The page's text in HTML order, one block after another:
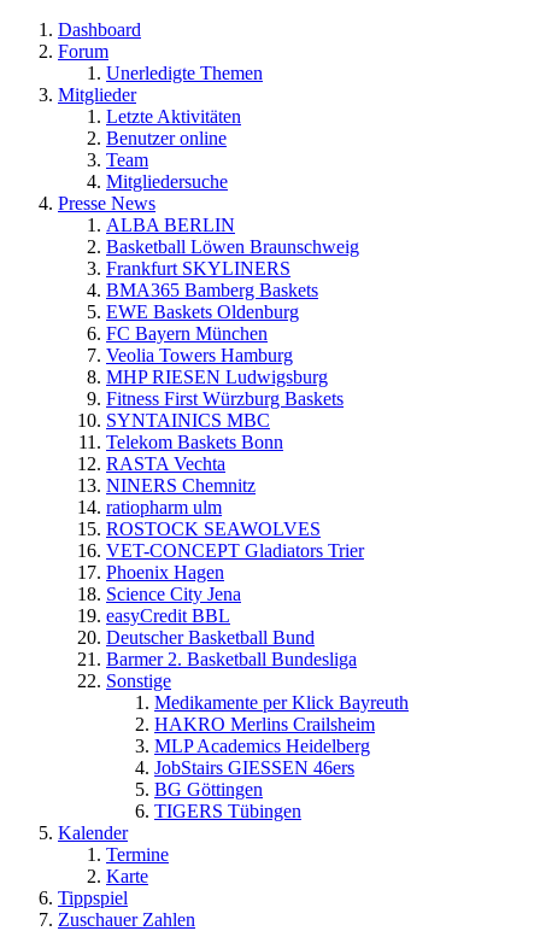
Dashboard
Forum
Unerledigte Themen
Mitglieder
Letzte Aktivitäten
Benutzer online
Team
Mitgliedersuche
Presse News
ALBA BERLIN
Basketball Löwen Braunschweig
Frankfurt SKYLINERS
BMA365 Bamberg Baskets
EWE Baskets Oldenburg
FC Bayern München
Veolia Towers Hamburg
MHP RIESEN Ludwigsburg
Fitness First Würzburg Baskets
SYNTAINICS MBC
Telekom Baskets Bonn
RASTA Vechta
NINERS Chemnitz
ratiopharm ulm
ROSTOCK SEAWOLVES
VET-CONCEPT Gladiators Trier
Phoenix Hagen
Science City Jena
easyCredit BBL
Deutscher Basketball Bund
Barmer 2. Basketball Bundesliga
Sonstige
Medikamente per Klick Bayreuth
HAKRO Merlins Crailsheim
MLP Academics Heidelberg
JobStairs GIESSEN 46ers
BG Göttingen
TIGERS Tübingen
Kalender
Termine
Karte
Tippspiel
Zuschauer Zahlen